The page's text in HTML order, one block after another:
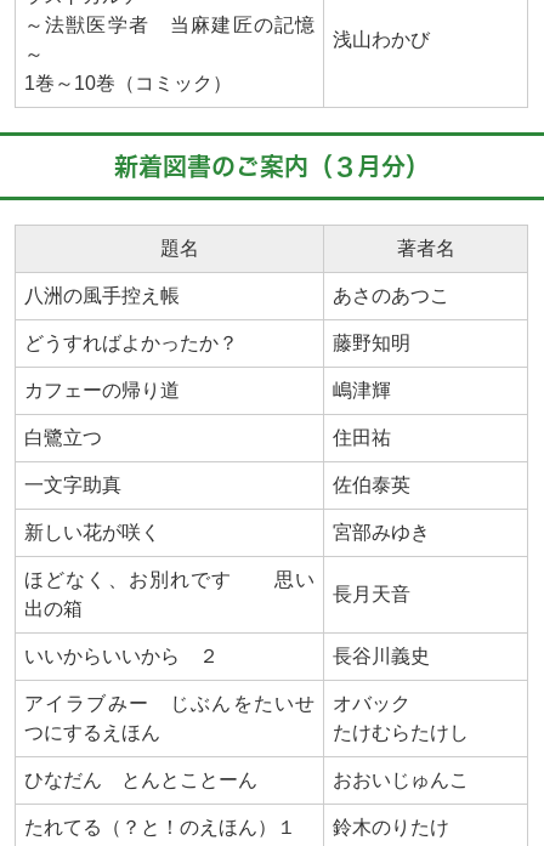
～法獣医学者 当麻建匠の記憶
～
1巻～10巻（コミック）
浅山わかび
新着図書のご案内（３月分）
題名 著者名
八洲の風手控え帳 あさのあつこ
どうすればよかったか？ 藤野知明
カフェーの帰り道 嶋津輝
白鷺立つ 住田祐
一文字助真 佐伯泰英
新しい花が咲く 宮部みゆき
ほどなく、お別れです 思い
出の箱
長月天音
いいからいいから ２ 長谷川義史
アイラブみー じぶんをたいせ
つにするえほん
オバック
たけむらたけし
ひなだん とんとことーん おおいじゅんこ
たれてる（？と！のえほん）１ 鈴木のりたけ